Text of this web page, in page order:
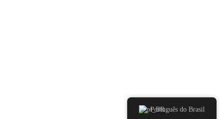
Português do Brasil